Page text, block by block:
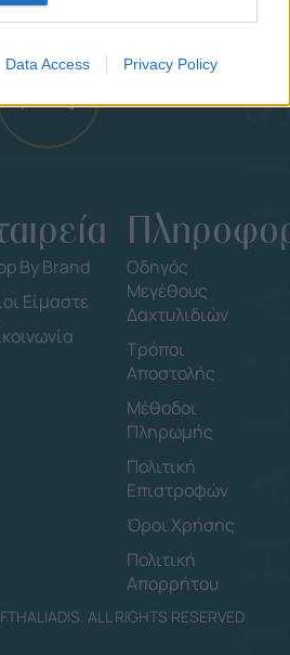
Data Access Privacy Policy
By Brand
Είμαστε
Οδηγός
Μεγέθους
Δαχτυλιδιών
Τρόποι
Αποστολής
Μέθοδοι
Πληρωμής
Πολιτική
Επιστροφών
Όροι Χρήσης
Πολιτική
Απορρήτου
ALL RIGHTS RESERVED